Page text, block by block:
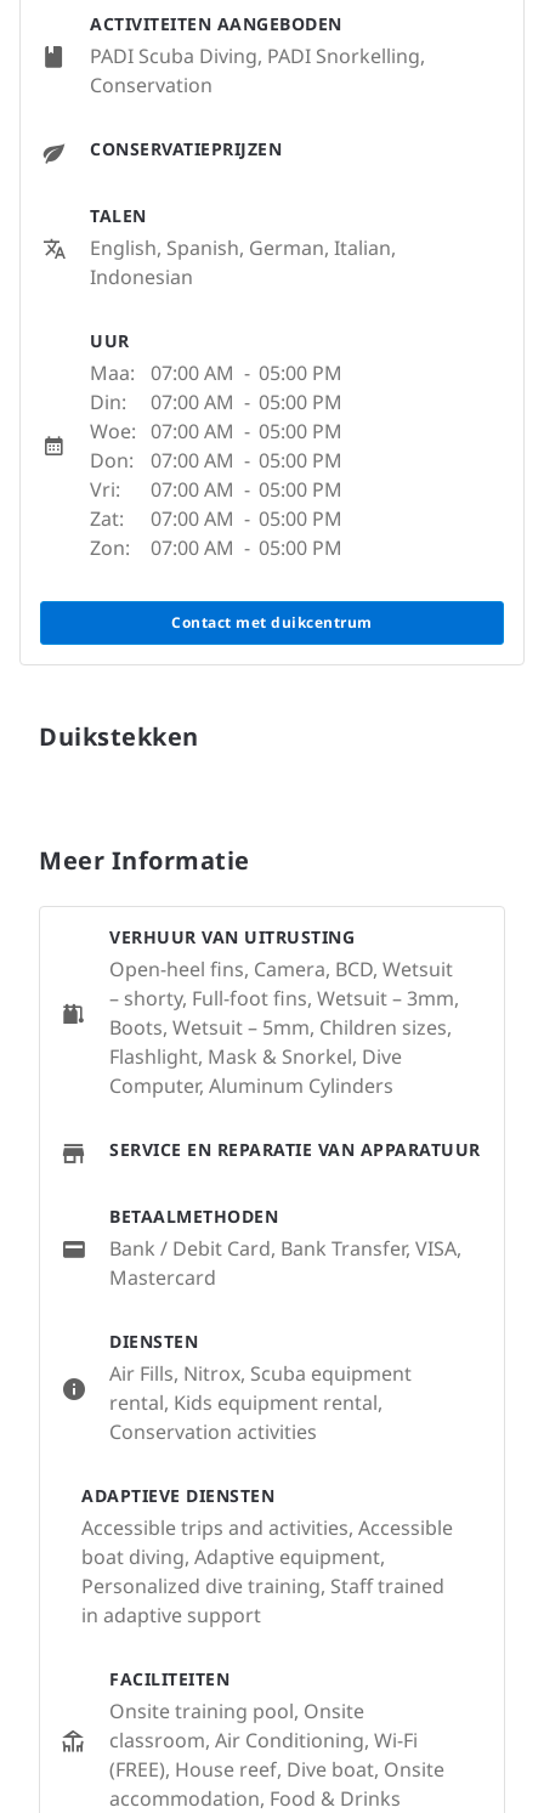
ACTIVITEITEN AANGEBODEN
PADI Scuba Diving, PADI Snorkelling,
Conservation
CONSERVATIEPRIJZEN
TALEN
English, Spanish, German, Italian,
Indonesian
UUR
Maa: 07:00 AM - 05:00 PM
Din:
07:00 AM - 05:00 PM
Woe: 07:00 AM - 05:00 PM
Don:
07:00 AM - 05:00 PM
Vri:
07:00 AM - 05:00 PM
Zat:
07:00 AM - 05:00 PM
Zon:
07:00 AM - 05:00 PM
Contact met duikcentrum
Duikstekken
Meer Informatie
DIENSTEN
Air Fills, Nitrox, Scuba equipment
rental, Kids equipment rental,
Conservation activities
ADAPTIEVE DIENSTEN
Accessible trips and activities, Accessible
boat diving, Adaptive equipment,
Personalized dive training, Staff trained
in adaptive support
FACILITEITEN
Onsite training pool, Onsite
classroom, Air Conditioning, Wi-Fi
(FREE), House reef, Dive boat, Onsite
accommodation, Food & Drinks
VERHUUR VAN UITRUSTING
Open-heel fins, Camera, BCD, Wetsuit
– shorty, Full-foot fins, Wetsuit – 3mm,
Boots, Wetsuit – 5mm, Children sizes,
Flashlight, Mask & Snorkel, Dive
Computer, Aluminum Cylinders
SERVICE EN REPARATIE VAN APPARATUUR
BETAALMETHODEN
Bank / Debit Card, Bank Transfer, VISA,
Mastercard